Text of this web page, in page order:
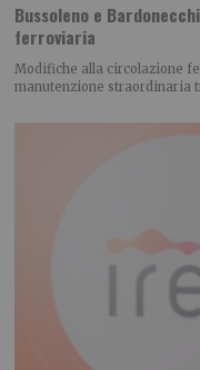
Bussoleno e
ferroviaria
Modifiche alla circolazione
manutenzione straordinaria